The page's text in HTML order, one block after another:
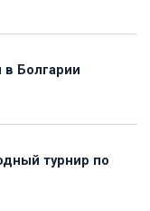
в Болгарии
турнир по